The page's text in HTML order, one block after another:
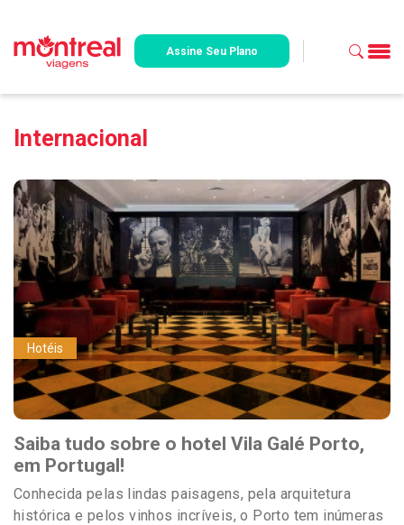
Assine Seu Plano
Internacional
Hotéis
Saiba tudo sobre o hotel Vila Galé Porto,
em Portugal!
Conhecida pelas lindas paisagens, pela arquitetura
histórica e pelos vinhos incríveis, o Porto tem inúmeras